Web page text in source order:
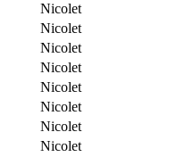
Nicolet
Nicolet
Nicolet
Nicolet
Nicolet
Nicolet
Nicolet
Nicolet